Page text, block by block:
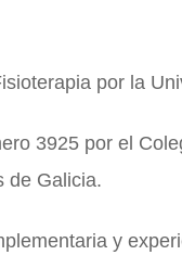
por la
3925 por el
de Galicia.
y